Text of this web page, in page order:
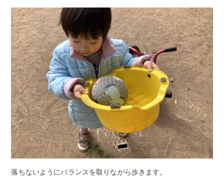
落ちないようにバランスを取りながら歩きます。